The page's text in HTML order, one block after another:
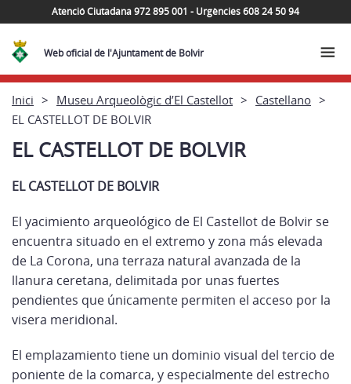
Atenció Ciutadana 972 895 001 - Urgències 608 24 50 94
Web oficial de l'Ajuntament de Bolvir
Inici Museu Arqueològic d’El Castellot
Castellano
EL CASTELLOT DE BOLVIR
EL CASTELLOT DE BOLVIR
EL CASTELLOT DE BOLVIR
El yacimiento arqueológico de El Castellot de Bolvir se
encuentra situado en el extremo y zona más elevada
de La Corona, una terraza natural avanzada de la
llanura ceretana, delimitada por unas fuertes
pendientes que únicamente permiten el acceso por la
visera meridional.
El emplazamiento tiene un dominio visual del tercio de
poniente de la comarca, y especialmente del estrecho